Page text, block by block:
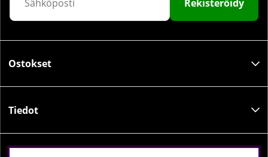
Rekisteröidy
Ostokset
Tiedot